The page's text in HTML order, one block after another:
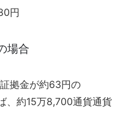
円
場合
拠金が約63円の
、約15万8,700通貨通貨